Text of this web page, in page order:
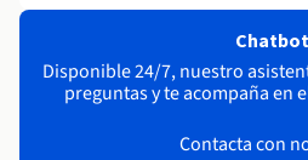
Chatbot
Disponible 24/7, nuestro
preguntas y te acompaña en
Contacta con